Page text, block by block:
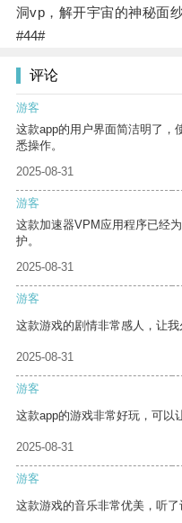
洞vp，解开宇宙的神秘面纱
#44#
评论
游客
这款app的用户界面简洁明了，
悉操作。
2025-08-31
游客
这款加速器VPM应用程序已经
护。
2025-08-31
游客
这款游戏的剧情非常感人，让我
2025-08-31
游客
这款app的游戏非常好玩，可以
2025-08-31
游客
这款游戏的音乐非常优美，听了